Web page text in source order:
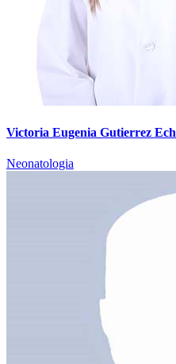
Victoria Eugenia Gutierrez
Neonatologia